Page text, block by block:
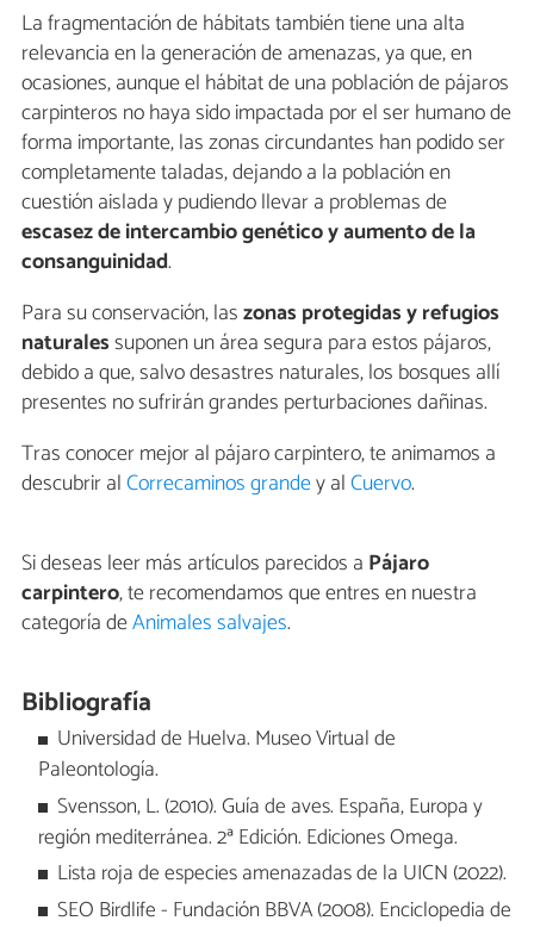
La fragmentación de hábitats también tiene una alta
relevancia en la generación de amenazas, ya que, en
ocasiones, aunque el hábitat de una población de pájaros
carpinteros no haya sido impactada por el ser humano de
forma importante, las zonas circundantes han podido ser
completamente taladas, dejando a la población en
cuestión aislada y pudiendo llevar a problemas de
escasez de intercambio genético y aumento de la
consanguinidad.
Para su conservación, laszonas protegidas y refugios
naturalessuponen un área segura para estos pájaros,
debido a que, salvo desastres naturales, los bosques allí
presentes no sufrirán grandes perturbaciones dañinas.
Tras conocer mejor al pájaro carpintero, te animamos a
descubrir alCorrecaminos grandey alCuervo.
Si deseas leer más artículos parecidos a Pájaro
carpintero, te recomendamos que entres en nuestra
categoría deAnimales salvajes.
Bibliografía
Universidad de Huelva. Museo Virtual de
Paleontología.
Svensson, L. (2010). Guía de aves. España, Europa y
región mediterránea. 2ª Edición. Ediciones Omega.
Lista roja de especies amenazadas de la UICN (2022).
SEO Birdlife - Fundación BBVA (2008). Enciclopedia de